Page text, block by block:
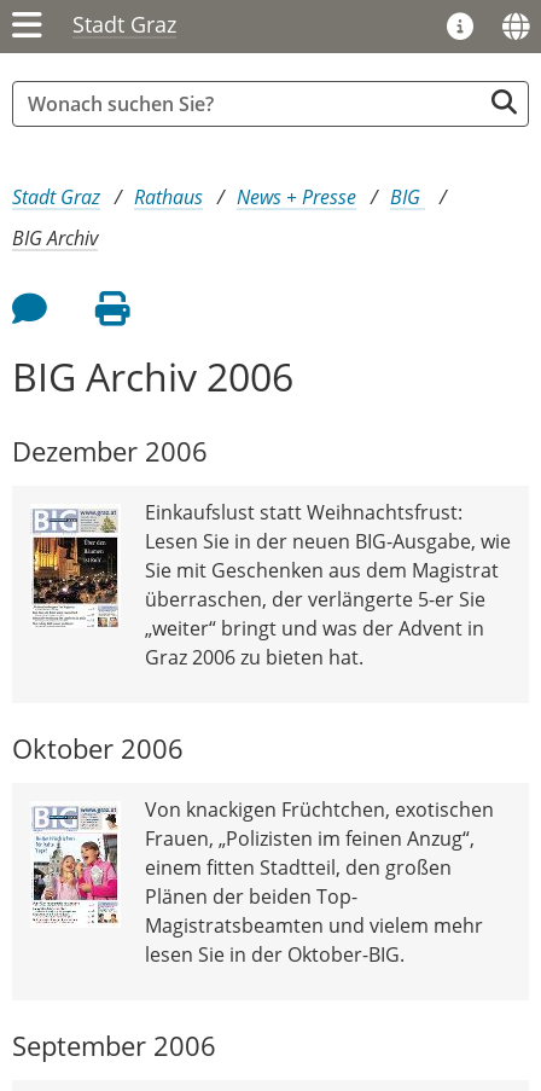
Stadt Graz
Sie sind hier:
Stadt Graz Rathaus News + Presse
BIG
BIG Archiv
Feedback an Autor
Seite drucken
BIG Archiv 2006
Dezember 2006
Einkaufslust statt Weihnachtsfrust:
Lesen Sie in der neuen BIG-Ausgabe, wie
Sie mit Geschenken aus dem Magistrat
überraschen, der verlängerte 5-er Sie
„weiter“ bringt und was der Advent in
Graz 2006 zu bieten hat.
Oktober 2006
Von knackigen Früchtchen, exotischen
Frauen, „Polizisten im feinen Anzug“,
einem fitten Stadtteil, den großen
Plänen der beiden Top-
Magistratsbeamten und vielem mehr
lesen Sie in der Oktober-BIG.
September 2006